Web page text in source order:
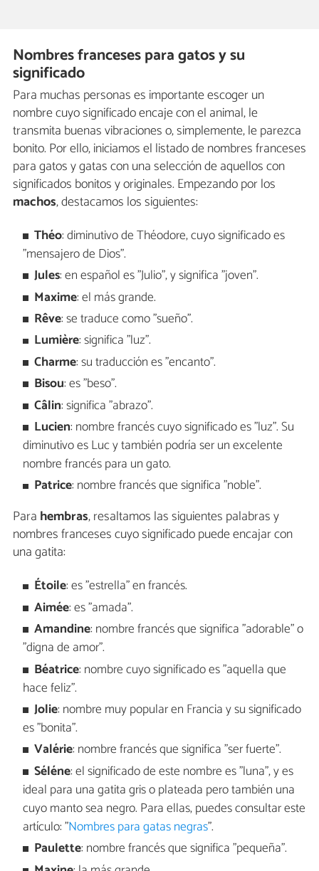
Nombres franceses para gatos y su
significado
Para muchas personas es importante escoger un
nombre cuyo significado encaje con el animal, le
transmita buenas vibraciones o, simplemente, le parezca
bonito. Por ello, iniciamos el listado de nombres franceses
para gatos y gatas con una selección de aquellos con
significados bonitos y originales. Empezando por los
machos, destacamos los siguientes:
Théo: diminutivo de Théodore, cuyo significado es
"mensajero de Dios".
Jules: en español es "Julio", y significa "joven".
Maxime: el más grande.
Rêve: se traduce como "sueño".
Lumière: significa "luz".
Charme: su traducción es "encanto".
Bisou: es "beso".
Câlin: significa "abrazo".
Lucien: nombre francés cuyo significado es "luz". Su
diminutivo es Luc y también podría ser un excelente
nombre francés para un gato.
Patrice: nombre francés que significa "noble".
Para hembras, resaltamos las siguientes palabras y
nombres franceses cuyo significado puede encajar con
una gatita:
Étoile: es "estrella" en francés.
Aimée: es "amada".
Amandine: nombre francés que significa "adorable" o
"digna de amor".
Béatrice: nombre cuyo significado es "aquella que
hace feliz".
Jolie: nombre muy popular en Francia y su significado
es "bonita".
Valérie: nombre francés que significa "ser fuerte".
Séléne: el significado de este nombre es "luna", y es
ideal para una gatita gris o plateada pero también una
cuyo manto sea negro. Para ellas, puedes consultar este
artículo: "Nombres para gatas negras".
Paulette: nombre francés que significa "pequeña".